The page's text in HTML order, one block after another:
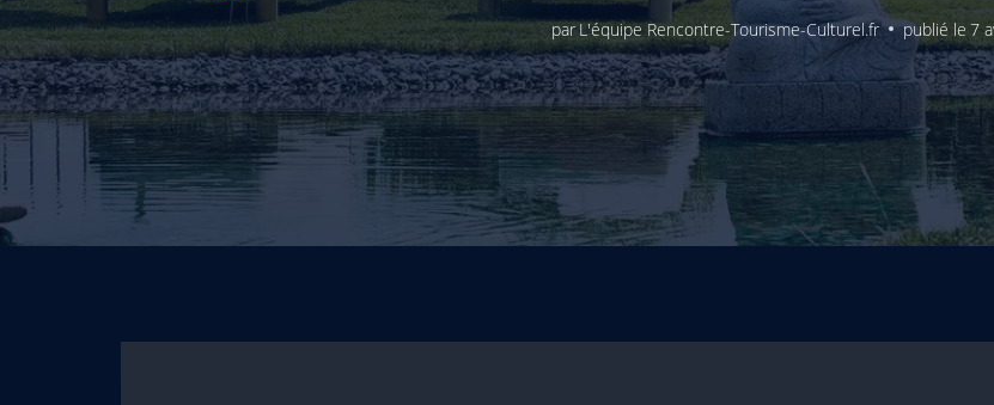
parL'équipe Rencontre-Tourisme-Culturel.fr publié le 7